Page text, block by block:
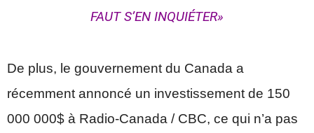
FAUT S’EN INQUIÉTER»
De plus, le gouvernement du Canada a
récemment annoncé un investissement de 150
000 000$ à Radio-Canada / CBC, ce qui n’a pas